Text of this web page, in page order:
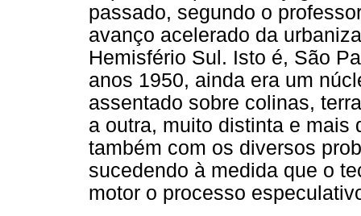
passado, segundo o
avanço acelerado da
Hemisfério Sul. Isto é, São
anos 1950, ainda era um
assentado sobre colinas,
a outra, muito distinta e mais
também com os diversos
sucedendo à medida que o
motor o processo